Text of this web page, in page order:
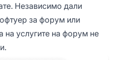
Независимо дали
за форум или
на услугите на форум не